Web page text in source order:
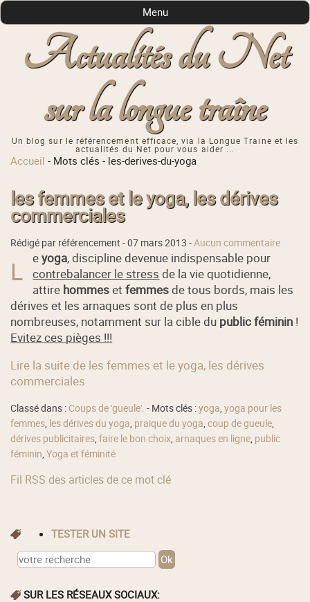
Actualités du Net
sur la longue traîne
Un blog sur le référencement efficace, via la Longue Traine et les
actualités du Net pour vous aider ...
Menu
Accueil - Mots clés - les-derives-du-yoga
les femmes et le yoga, les dérives
commerciales
Rédigé par référencement -07 mars 2013 -Aucun commentaire
L eyoga, discipline devenue indispensable pour
contrebalancer le stress de la vie quotidienne,
attire hommesetfemmesde tous bords, mais les
dérives et les arnaques sont de plus en plus
nombreuses, notamment sur la cible du public féminin !
Evitez ces pièges !!!
Lire la suite de les femmes et le yoga, les dérives
commerciales
Classé dans : Coups de 'gueule'. - Mots clés :yoga,yoga pour les
femmes, les dérives du yoga, praique du yoga,coup de gueule,
dérives publicitaires,faire le bon choix, arnaques en ligne, public
féminin,Yoga et féminité
Fil RSS des articles de ce mot clé
TESTER UN SITE
SUR LES RÉSEAUX SOCIAUX: